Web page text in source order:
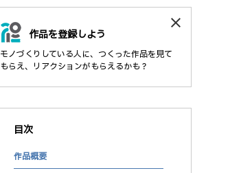
作品を登録しよう
モノづくりしている人に、つくった作品を見て
もらえ、リアクションがもらえるかも？
close
目次
作品概要